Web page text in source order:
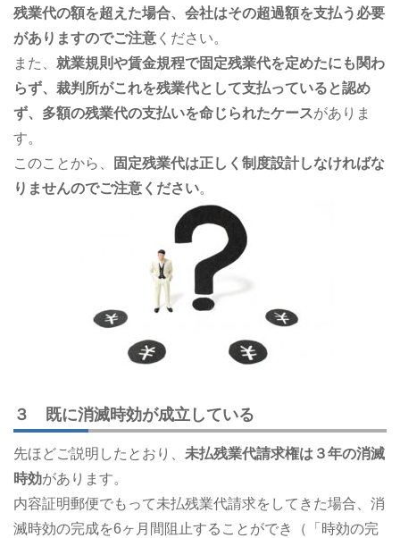
残業代の額を超えた場合、会社はその超過額を支払う必要
がありますのでご注意 ください。
また、 就業規則や賃金規程で固定残業代を定めたにも関わ
らず、裁判所がこれを残業代として支払っていると認め
ず、多額の残業代の支払いを命じられたケースがありま
す。
このことから、
固定残業代は正しく制度設計しなければな
りませんのでご注意ください。
３ 既に消滅時効が成立している
先ほどご説明したとおり、 未払残業代請求権は３年の消滅
時効があります。
内容証明郵便でもって未払残業代請求をしてきた場合、消
滅時効の完成を6ヶ月間阻止することができ（「時効の完